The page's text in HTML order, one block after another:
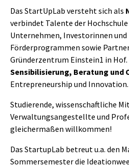
Das StartUpLab versteht sich als
verbindet Talente der
Unternehmen, Investorinnen
Förderprogrammen sowie
Gründerzentrum Einstein1 in
Sensibilisierung, Beratung und
Entrepreneurship und Innovation.
Studierende, wissenschaftliche
Verwaltungsangestellte und
gleichermaßen willkommen!
Das StartupLab betreut u.a. den
Sommersemester die